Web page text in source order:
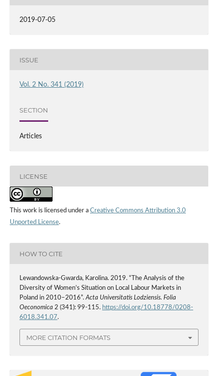
2019-07-05
ISSUE
Vol. 2 No. 341 (2019)
SECTION
Articles
LICENSE
This work is licensed under a Creative Commons Attribution 3.0
Unported License.
HOW TO CITE
Lewandowska‑Gwarda, Karolina. 2019. “The Analysis of the
Diversity of Women’s Situation on Local Labour Markets in
Poland in 2010–2016”.Acta Universitatis Lodziensis. Folia
Oeconomica 2 (341): 99-115. https://doi.org/10.18778/0208-
6018.341.07.
MORE CITATION FORMATS